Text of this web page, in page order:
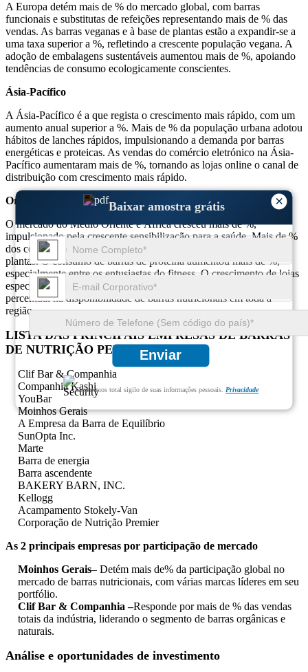
×
Baixar amostra grátis
Enviar
Garantimos total sigilo de suas informações pessoais. Privacidade
A Europa detém mais de % do mercado global, com barras
funcionais e substitutas de refeições representando mais de % das
vendas. As barras veganas e à base de plantas estão a expandir-se a
uma taxa superior a %, refletindo a crescente população vegana. A
adoção de embalagens sustentáveis ​​aumentou mais de %, apoiando
tendências de consumo ecologicamente conscientes.
Ásia-Pacífico
A Ásia-Pacífico é a que regista o crescimento mais rápido, com um
aumento anual superior a %. Mais de % da população urbana adotou
hábitos de lanches rápidos, impulsionando a demanda por barras
energéticas e proteicas. As vendas do comércio eletrónico na Ásia-
Pacífico aumentaram mais de %, tornando as lojas online o canal de
distribuição com crescimento mais rápido.
Oriente Médio e África
O mercado do Médio Oriente e África cresceu mais de %,
impulsionado pela crescente sensibilização para a saúde. Mais de %
dos consumidores escolhem agora barras orgânicas e à base de
plantas. O consumo de barras de proteína aumentou mais de %,
especialmente entre os entusiastas do fitness. O crescimento de lojas
especializadas em saúde e academias levou a um aumento
percentual na disponibilidade de barras nutricionais em toda a
região.
LISTA DAS PRINCIPAIS EMPRESAS DE BARRAS
DE NUTRIÇÃO PERFILADAS
Clif Bar & Companhia
Companhia Kashi
YouBar
Moinhos Gerais
A Empresa da Barra de Equilíbrio
SunOpta Inc.
Marte
Barra de energia
Barra ascendente
BAKERY BARN, INC.
Kellogg
Acampamento Stokely-Van
Corporação de Nutrição Premier
As 2 principais empresas por participação de mercado
Moinhos Gerais– Detém mais de% da participação global no
mercado de barras nutricionais, com várias marcas líderes em seu
portfólio.
Clif Bar & Companhia –Responde por mais de % das vendas
totais da indústria, liderando o segmento de barras orgânicas e
naturais.
Análise e oportunidades de investimento